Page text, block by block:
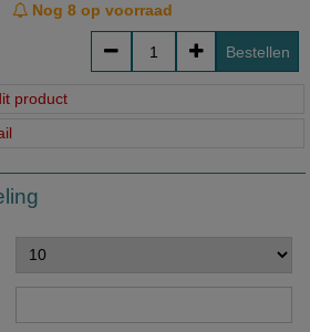
Nog 8 op voorraad
Bestellen
product